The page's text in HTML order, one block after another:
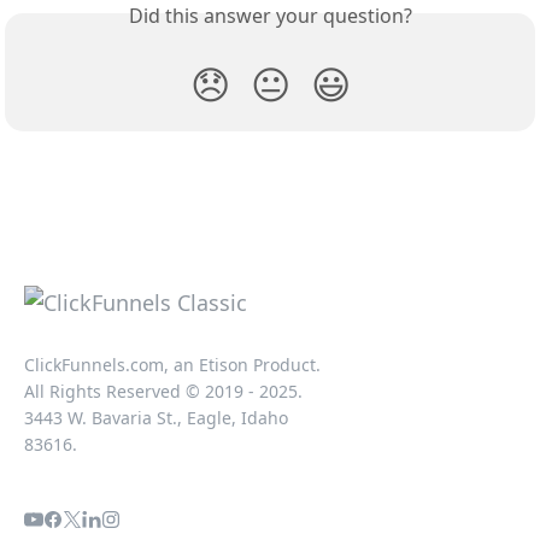
Did this answer your question?
😞 😐 😃
ClickFunnels.com, an Etison Product.
All Rights Reserved © 2019 - 2025.
3443 W. Bavaria St., Eagle, Idaho
83616.